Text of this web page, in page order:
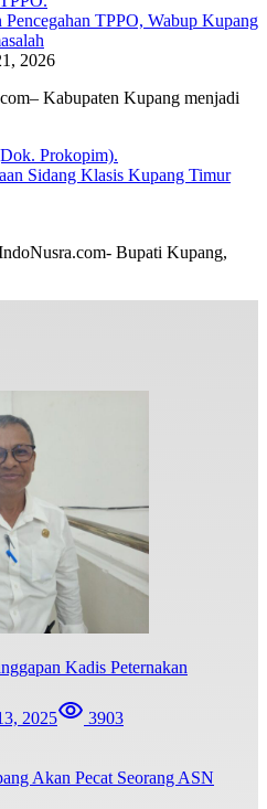
TPPO, Wabup Kupang
2026
Kabupaten Kupang menjadi
Sidang Klasis Kupang Timur
Bupati Kupang,
Kadis Peternakan
2025 3903
Akan Pecat Seorang ASN